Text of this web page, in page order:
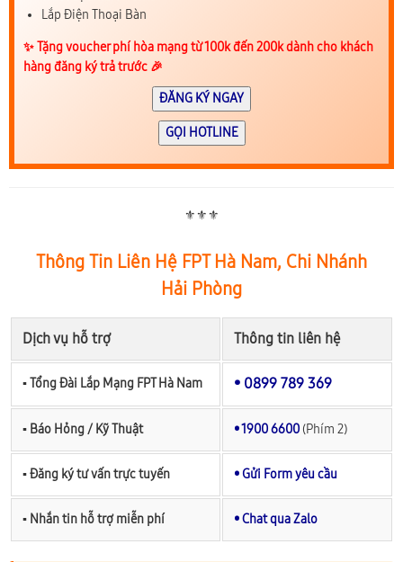
Lắp Điện Thoại Bàn
✨️ Tặng voucher phí hòa mạng từ 100k đến 200k dành cho khách
hàng đăng ký trả trước 🎉
ĐĂNG KÝ NGAY
GỌI HOTLINE
⚜️⚜️⚜️
Thông Tin Liên Hệ FPT Hà Nam, Chi Nhánh
Hải Phòng
Dịch vụ hỗ trợ Thông tin liên hệ
▪︎ Tổng Đài Lắp Mạng FPT Hà Nam • 0899 789 369
▪︎ Báo Hỏng / Kỹ Thuật • 1900 6600 (Phím 2)
▪︎ Đăng ký tư vấn trực tuyến • Gửi Form yêu cầu
▪︎ Nhắn tin hỗ trợ miễn phí • Chat qua Zalo